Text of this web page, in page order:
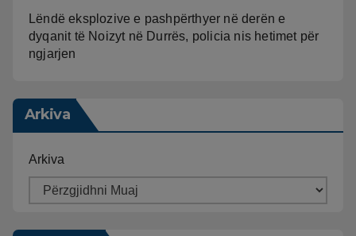
Lëndë eksplozive e pashpërthyer në derën e
dyqanit të Noizyt në Durrës, policia nis hetimet për
ngjarjen
Arkiva
Arkiva